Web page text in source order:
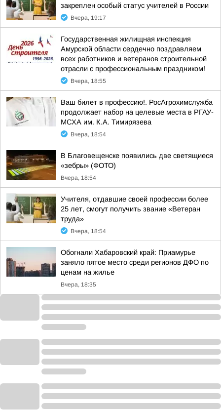
закреплен особый статус учителей в России
Вчера, 19:17
Государственная жилищная инспекция
Амурской области сердечно поздравляем
всех работников и ветеранов строительной
отрасли с профессиональным праздником!
Вчера, 18:55
Ваш билет в профессию!. РосАгрохимслужба
продолжает набор на целевые места в РГАУ-
МСХА им. К.А. Тимирязева
Вчера, 18:54
В Благовещенске появились две светящиеся
«зебры» (ФОТО)
Вчера, 18:54
Учителя, отдавшие своей профессии более
25 лет, смогут получить звание «Ветеран
труда»
Вчера, 18:54
Обогнали Хабаровский край: Приамурье
заняло пятое место среди регионов ДФО по
ценам на жилье
Вчера, 18:35